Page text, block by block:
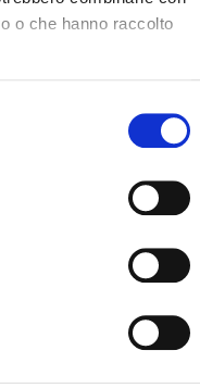
o che hanno raccolto
CATANZARO - Tel.